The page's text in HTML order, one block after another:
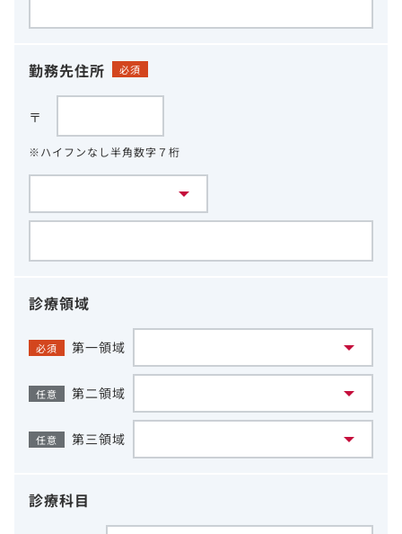
勤務先住所 必須
〒
※ハイフンなし半角数字７桁
診療領域
必須 第一領域
任意 第二領域
任意 第三領域
診療科目